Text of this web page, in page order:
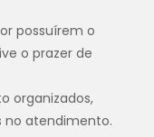
possuírem o
o prazer de
organizados,
no atendimento.